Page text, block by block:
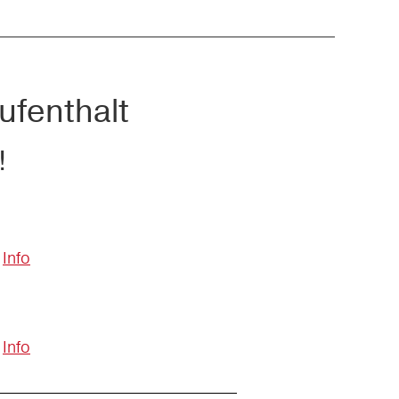
Info
Info